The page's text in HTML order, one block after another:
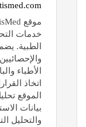
خدمات
الطبية.
الأطباء
اتخاذ
الموقع
بيانات